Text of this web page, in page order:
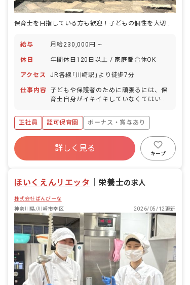
給与 月給230,000円 ~
休日 年間休日120日以上 / 家庭都合休OK
アクセス JR各線｢川崎駅｣より徒歩7分
仕事内容
子どもや保護者のために頑張るには、保
育士自身がイキイキしていなくてはいけ
育園を、私たちは作っています！ ■仕事
内容 ・0歳児～5歳児の保育業務全般 ＜
クラス定員＞ 0歳児クラス 6名 1歳児
クラス 16名 2歳児クラス 18名 3歳児
クラス 20名 4歳児クラス 20名 5歳児
クラス 20名 ■保育理念（保育への想
たちのありのままを愛する保育 ・こども
もたちに生きる力を身につける保育 保育
園で起こる小さな出来事を大切にして、
一瞬一瞬を喜べる保育を行なっていま
す。 また、保育園に通う1人ひとりの
「その子らしさ」を大切に、子どもたち
のありのままを思いっきり愛していま
す。
正社員 認可保育園
ボーナス・賞与あり
年間休日120日以上
寮・住宅・家賃補助あり
社会保険完備
詳しく見る
キープ
ほいくえんリエッタ 栄養士の求人
株式会社ばんびーな
神奈川県/川崎市幸区
2026/05/12更新